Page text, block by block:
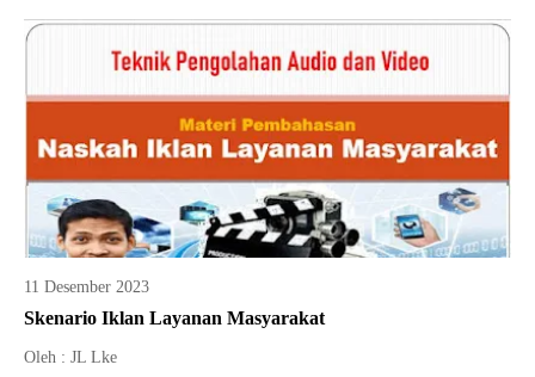
11 Desember 2023
Skenario Iklan Layanan Masyarakat
Oleh : JL Lke